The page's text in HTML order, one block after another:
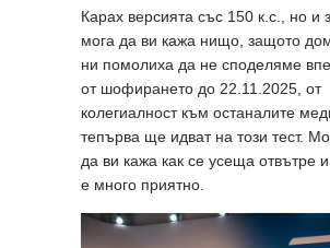
Карах версията със 150 к.с., но и
мога да ви кажа нищо, защото
ни помолиха да не споделяме
от шофирането до 22.11.2025, от
колегиалност към останалите
тепърва ще идват на този тест.
да ви кажа как се усеща отвътре
е много приятно.